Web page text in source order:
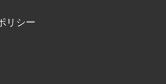
リシー